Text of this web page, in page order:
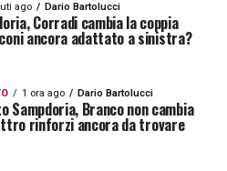
ago Dario Bartolucci
Corradi cambia la coppia
ancora adattato a sinistra?
1 ora ago Dario Bartolucci
Sampdoria, Branco non cambia
rinforzi ancora da trovare